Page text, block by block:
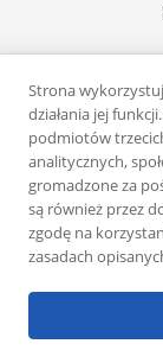
Strona
działania jej
podmiotów
analitycznych,
gromadzone za
są również przez
zgodę na
zasadach